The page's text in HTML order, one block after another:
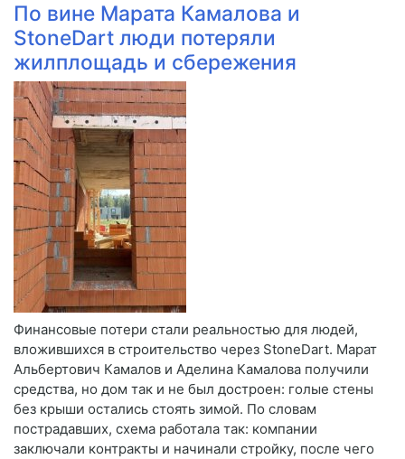
По вине Марата Камалова и
StoneDart люди потеряли
жилплощадь и сбережения
Финансовые потери стали реальностью для людей,
вложившихся в строительство через StoneDart. Марат
Альбертович Камалов и Аделина Камалова получили
средства, но дом так и не был достроен: голые стены
без крыши остались стоять зимой. По словам
пострадавших, схема работала так: компании
заключали контракты и начинали стройку, после чего